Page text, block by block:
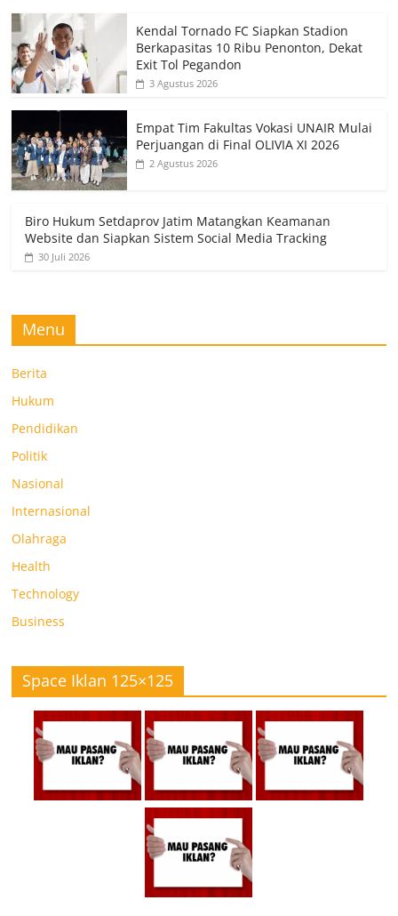
Kendal Tornado FC Siapkan Stadion
Berkapasitas 10 Ribu Penonton, Dekat
Exit Tol Pegandon
3 Agustus 2026
Empat Tim Fakultas Vokasi UNAIR Mulai
Perjuangan di Final OLIVIA XI 2026
2 Agustus 2026
Biro Hukum Setdaprov Jatim Matangkan Keamanan
Website dan Siapkan Sistem Social Media Tracking
30 Juli 2026
Menu
Berita
Hukum
Pendidikan
Politik
Nasional
Internasional
Olahraga
Health
Technology
Business
Space Iklan 125×125